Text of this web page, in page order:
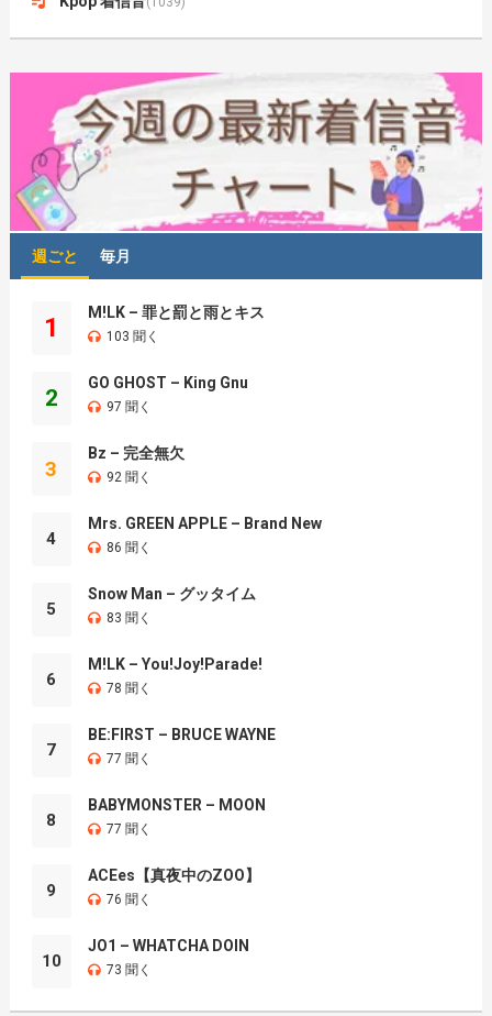
週ごと 毎月
1
M!LK – 罪と罰と雨とキス
103 聞く
2
GO GHOST – King Gnu
97 聞く
3
Bz – 完全無欠
92 聞く
4
Mrs. GREEN APPLE – Brand New
86 聞く
5
Snow Man – グッタイム
83 聞く
6
M!LK – You!Joy!Parade!
78 聞く
7
BE:FIRST – BRUCE WAYNE
77 聞く
8
BABYMONSTER – MOON
77 聞く
9
ACEes【真夜中のZOO】
76 聞く
10
JO1 – WHATCHA DOIN
73 聞く